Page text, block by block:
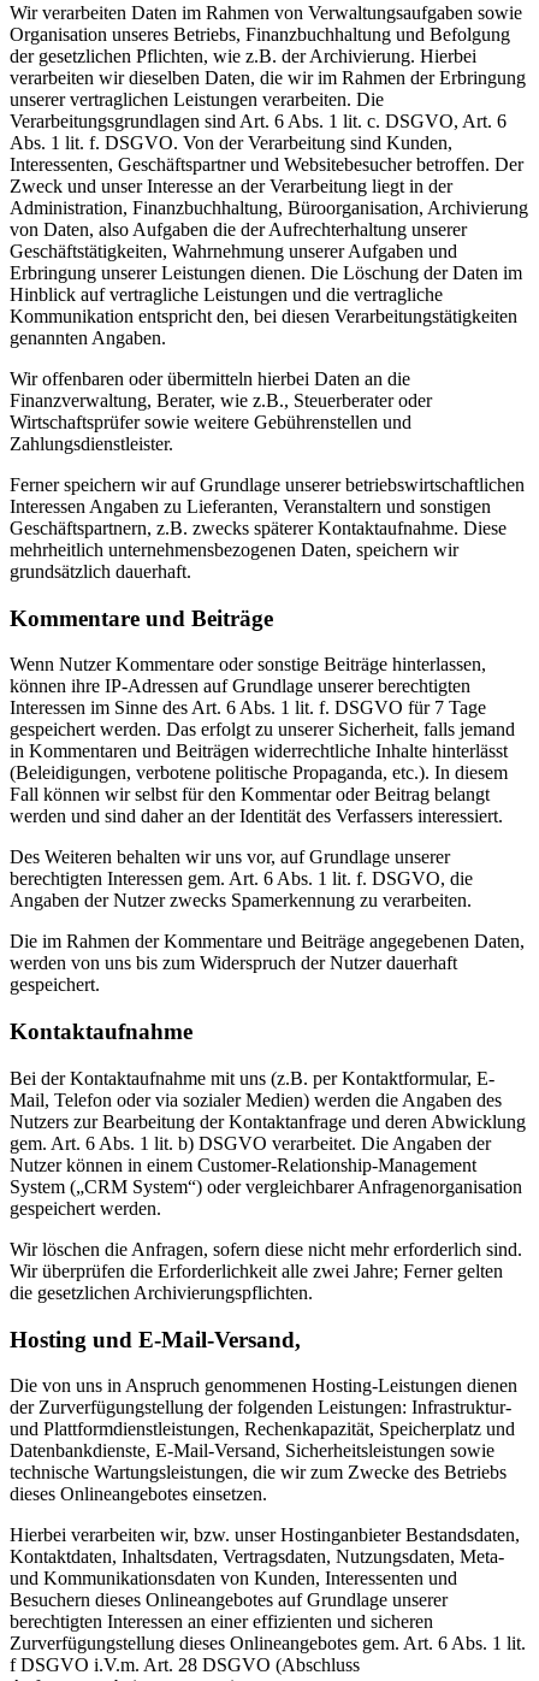
Wir verarbeiten Daten im Rahmen von Verwaltungsaufgaben sowie
Organisation unseres Betriebs, Finanzbuchhaltung und Befolgung
der gesetzlichen Pflichten, wie z.B. der Archivierung. Hierbei
verarbeiten wir dieselben Daten, die wir im Rahmen der Erbringung
unserer vertraglichen Leistungen verarbeiten. Die
Verarbeitungsgrundlagen sind Art. 6 Abs. 1 lit. c. DSGVO, Art. 6
Abs. 1 lit. f. DSGVO. Von der Verarbeitung sind Kunden,
Interessenten, Geschäftspartner und Websitebesucher betroffen. Der
Zweck und unser Interesse an der Verarbeitung liegt in der
Administration, Finanzbuchhaltung, Büroorganisation, Archivierung
von Daten, also Aufgaben die der Aufrechterhaltung unserer
Geschäftstätigkeiten, Wahrnehmung unserer Aufgaben und
Erbringung unserer Leistungen dienen. Die Löschung der Daten im
Hinblick auf vertragliche Leistungen und die vertragliche
Kommunikation entspricht den, bei diesen Verarbeitungstätigkeiten
genannten Angaben.
Wir offenbaren oder übermitteln hierbei Daten an die
Finanzverwaltung, Berater, wie z.B., Steuerberater oder
Wirtschaftsprüfer sowie weitere Gebührenstellen und
Zahlungsdienstleister.
Ferner speichern wir auf Grundlage unserer betriebswirtschaftlichen
Interessen Angaben zu Lieferanten, Veranstaltern und sonstigen
Geschäftspartnern, z.B. zwecks späterer Kontaktaufnahme. Diese
mehrheitlich unternehmensbezogenen Daten, speichern wir
grundsätzlich dauerhaft.
Kommentare und Beiträge
Wenn Nutzer Kommentare oder sonstige Beiträge hinterlassen,
können ihre IP-Adressen auf Grundlage unserer berechtigten
Interessen im Sinne des Art. 6 Abs. 1 lit. f. DSGVO für 7 Tage
gespeichert werden. Das erfolgt zu unserer Sicherheit, falls jemand
in Kommentaren und Beiträgen widerrechtliche Inhalte hinterlässt
(Beleidigungen, verbotene politische Propaganda, etc.). In diesem
Fall können wir selbst für den Kommentar oder Beitrag belangt
werden und sind daher an der Identität des Verfassers interessiert.
Des Weiteren behalten wir uns vor, auf Grundlage unserer
berechtigten Interessen gem. Art. 6 Abs. 1 lit. f. DSGVO, die
Angaben der Nutzer zwecks Spamerkennung zu verarbeiten.
Die im Rahmen der Kommentare und Beiträge angegebenen Daten,
werden von uns bis zum Widerspruch der Nutzer dauerhaft
gespeichert.
Kontaktaufnahme
Bei der Kontaktaufnahme mit uns (z.B. per Kontaktformular, E-
Mail, Telefon oder via sozialer Medien) werden die Angaben des
Nutzers zur Bearbeitung der Kontaktanfrage und deren Abwicklung
gem. Art. 6 Abs. 1 lit. b) DSGVO verarbeitet. Die Angaben der
Nutzer können in einem Customer-Relationship-Management
System („CRM System“) oder vergleichbarer Anfragenorganisation
gespeichert werden.
Wir löschen die Anfragen, sofern diese nicht mehr erforderlich sind.
Wir überprüfen die Erforderlichkeit alle zwei Jahre; Ferner gelten
die gesetzlichen Archivierungspflichten.
Hosting und E-Mail-Versand,
Die von uns in Anspruch genommenen Hosting-Leistungen dienen
der Zurverfügungstellung der folgenden Leistungen: Infrastruktur-
und Plattformdienstleistungen, Rechenkapazität, Speicherplatz und
Datenbankdienste, E-Mail-Versand, Sicherheitsleistungen sowie
technische Wartungsleistungen, die wir zum Zwecke des Betriebs
dieses Onlineangebotes einsetzen.
Hierbei verarbeiten wir, bzw. unser Hostinganbieter Bestandsdaten,
Kontaktdaten, Inhaltsdaten, Vertragsdaten, Nutzungsdaten, Meta-
und Kommunikationsdaten von Kunden, Interessenten und
Besuchern dieses Onlineangebotes auf Grundlage unserer
berechtigten Interessen an einer effizienten und sicheren
Zurverfügungstellung dieses Onlineangebotes gem. Art. 6 Abs. 1 lit.
f DSGVO i.V.m. Art. 28 DSGVO (Abschluss